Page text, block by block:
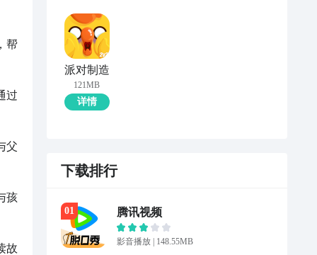
帮
过
父
孩
故
派对制造
121MB
详情
下载排行
01 腾讯视频
影音播放 | 148.55MB